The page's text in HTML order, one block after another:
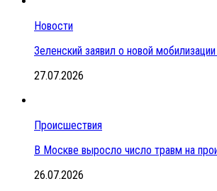
Новости
Зеленский заявил о новой
27.07.2026
Происшествия
В Москве выросло число травм на
26.07.2026